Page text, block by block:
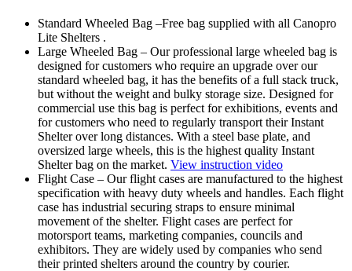
Standard Wheeled Bag –Free bag supplied with all Canopro
Lite Shelters .
Large Wheeled Bag – Our professional large wheeled bag is
designed for customers who require an upgrade over our
standard wheeled bag, it has the benefits of a full stack truck,
but without the weight and bulky storage size. Designed for
commercial use this bag is perfect for exhibitions, events and
for customers who need to regularly transport their Instant
Shelter over long distances. With a steel base plate, and
oversized large wheels, this is the highest quality Instant
Shelter bag on the market. View instruction video
Flight Case – Our flight cases are manufactured to the highest
specification with heavy duty wheels and handles. Each flight
case has industrial securing straps to ensure minimal
movement of the shelter. Flight cases are perfect for
motorsport teams, marketing companies, councils and
exhibitors. They are widely used by companies who send
their printed shelters around the country by courier.